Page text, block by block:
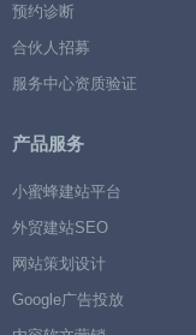
预约诊断
合伙人招募
服务中心资质验证
产品服务
小蜜蜂建站平台
外贸建站SEO
网站策划设计
Google广告投放